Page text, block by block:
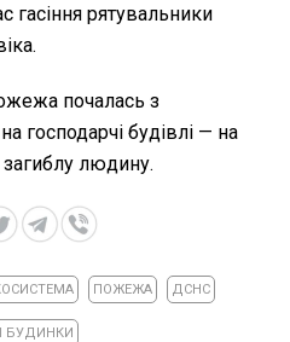
гасіння рятувальники
почалась з
господарчі будівлі — на
загиблу людину.
ПОЖЕЖА ДСНС
БУДИНКИ